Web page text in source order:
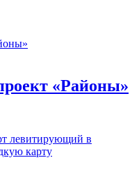
«Районы»